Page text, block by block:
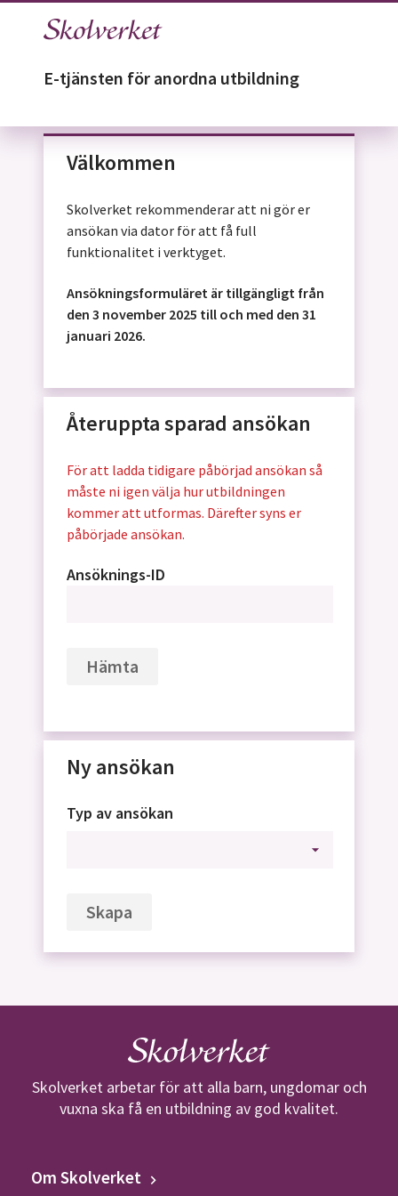
E-tjänsten för anordna utbildning
Välkommen
Skolverket rekommenderar att ni gör er
ansökan via dator för att få full
funktionalitet i verktyget.
Ansökningsformuläret är tillgängligt från
den 3 november 2025 till och med den 31
januari 2026.
Återuppta sparad ansökan
För att ladda tidigare påbörjad ansökan så
måste ni igen välja hur utbildningen
kommer att utformas. Därefter syns er
påbörjade ansökan.
Ansöknings-ID
Hämta
Ny ansökan
Typ av ansökan
Skapa
Skolverket arbetar för att alla barn, ungdomar och
vuxna ska få en utbildning av god kvalitet.
Om Skolverket